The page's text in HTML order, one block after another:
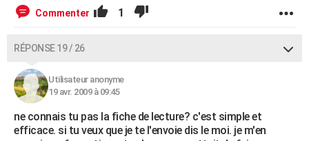
Commenter 1
RÉPONSE 19 / 26
Utilisateur anonyme
19 avr. 2009 à 09:45
ne connais tu pas la fiche de lecture? c'est simple et
efficace. si tu veux que je te l'envoie dis le moi. je m'en